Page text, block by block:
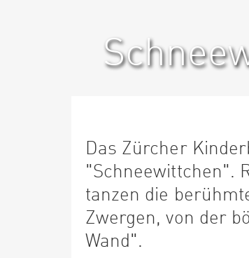
Das Zürcher
"Schneewittchen".
tanzen die
Zwergen, von der
Wand".